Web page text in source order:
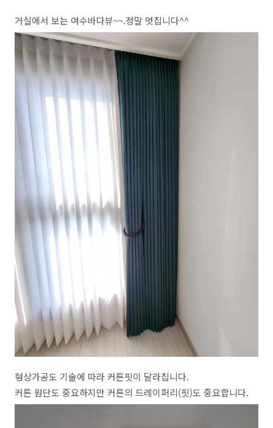
거실에서 보는 여수바다뷰~~.정말 멋집니다^^
형상가공도 기술에 따라 커튼핏이 달라집니다.
커튼 원단도 중요하지만 커튼의 드레이퍼리(핏)도 중요합니다.